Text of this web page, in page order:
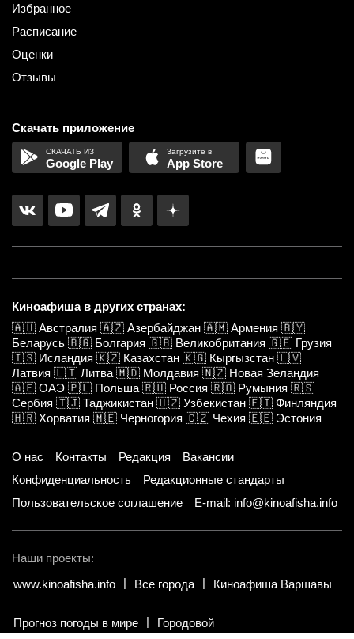
Избранное
Расписание
Оценки
Отзывы
Скачать приложение
Google Play App Store
Киноафиша в других странах:
🇦🇺 Австралия 🇦🇿 Азербайджан 🇦🇲 Армения 🇧🇾
Беларусь 🇧🇬 Болгария 🇬🇧 Великобритания 🇬🇪 Грузия
🇮🇸 Исландия 🇰🇿 Казахстан 🇰🇬 Кыргызстан 🇱🇻
Латвия 🇱🇹 Литва 🇲🇩 Молдавия 🇳🇿 Новая Зеландия
🇦🇪 ОАЭ 🇵🇱 Польша 🇷🇺 Россия 🇷🇴 Румыния 🇷🇸
Сербия 🇹🇯 Таджикистан 🇺🇿 Узбекистан 🇫🇮 Финляндия
🇭🇷 Хорватия 🇲🇪 Черногория 🇨🇿 Чехия 🇪🇪 Эстония
О нас Контакты Редакция
Вакансии
Конфиденциальность
Редакционные стандарты
Пользовательское соглашение
E-mail: info@kinoafisha.info
Наши проекты:
www.kinoafisha.info
Все города Киноафиша Варшавы
Прогноз погоды в мире Городовой